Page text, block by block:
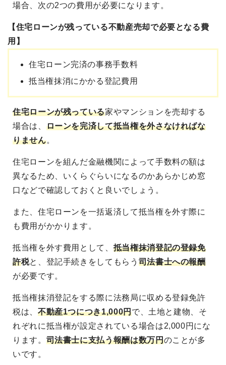
場合、次の2つの費用が必要になります。
【住宅ローンが残っている不動産売却で必要となる費
用】
住宅ローン完済の事務手数料
抵当権抹消にかかる登記費用
住宅ローンが残っている家やマンションを売却する
場合は、 ローンを完済して抵当権を外さなければな
りません。
住宅ローンを組んだ金融機関によって手数料の額は
異なるため、いくらぐらいになるのかあらかじめ窓
口などで確認しておくと良いでしょう。
また、住宅ローンを一括返済して抵当権を外す際に
も費用がかかります。
抵当権を外す費用として、 抵当権抹消登記の登録免
許税と、登記手続きをしてもらう 司法書士への報酬
が必要です。
抵当権抹消登記をする際に法務局に収める登録免許
税は、 不動産1つにつき1,000円で、土地と建物、そ
れぞれに抵当権が設定されている場合は2,000円にな
ります。 司法書士に支払う報酬は数万円のことが多
いです。